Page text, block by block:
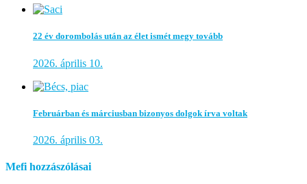
22 év dorombolás után az élet ismét megy tovább
2026. április 10.
Februárban és márciusban bizonyos dolgok írva voltak
2026. április 03.
Mefi hozzászólásai